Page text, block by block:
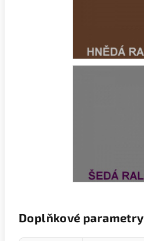
Doplňkové parametry